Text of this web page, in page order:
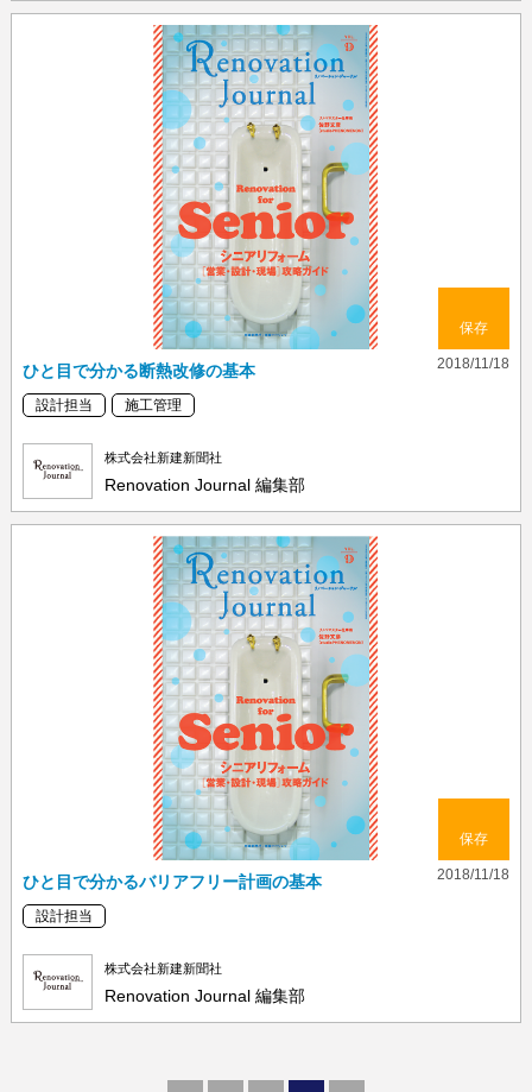
保存
2018/11/18
ひと目で分かる断熱改修の基本
設計担当 施工管理
株式会社新建新聞社
Renovation Journal 編集部
保存
2018/11/18
ひと目で分かるバリアフリー計画の基本
設計担当
株式会社新建新聞社
Renovation Journal 編集部